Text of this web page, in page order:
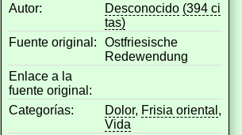
Autor:
Desconocido (394 ci
tas)
Fuente original:
Ostfriesische
Redewendung
Enlace a la
fuente original:
Categorías:
Dolor, Frisia oriental ,
Vida